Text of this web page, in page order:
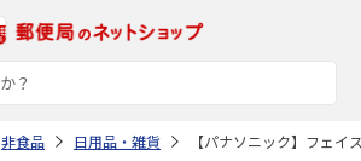
非食品 日用品・雑貨 【パナソニック】フェ